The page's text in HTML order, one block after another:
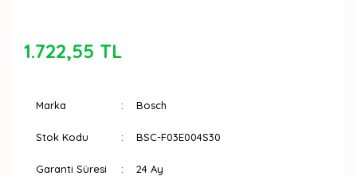
1.722,55 TL
Marka Bosch
Stok Kodu BSC-F03E004S30
Garanti Süresi 24 Ay